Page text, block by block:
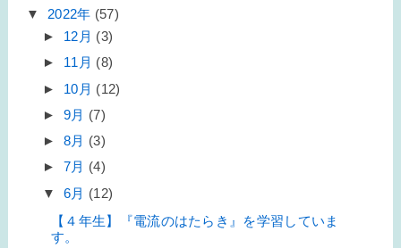
▼ 2022年 (57)
► 12月 (3)
► 11月 (8)
► 10月 (12)
► 9月 (7)
► 8月 (3)
► 7月 (4)
▼ 6月 (12)
【４年生】『電流のはたらき』を学習していま
す。